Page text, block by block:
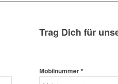
Trag Dich für
Mobilnummer*